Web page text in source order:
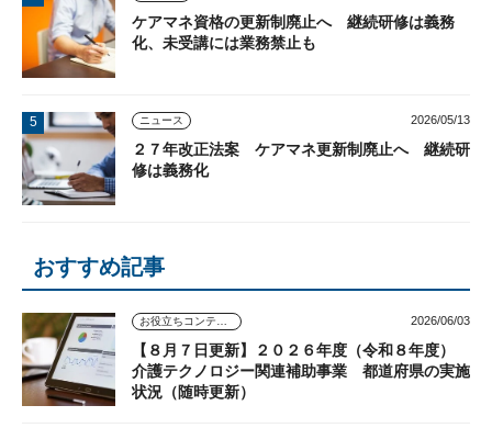
ケアマネ資格の更新制廃止へ 継続研修は義務
化、未受講には業務禁止も
ニュース 2026/05/13
２７年改正法案 ケアマネ更新制廃止へ 継続研
修は義務化
おすすめ記事
2026/06/03
【８月７日更新】２０２６年度（令和８年度）
介護テクノロジー関連補助事業 都道府県の実施
状況（随時更新）